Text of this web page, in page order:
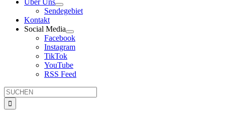
Über Uns
Sendegebiet
Kontakt
Social Media
Facebook
Instagram
TikTok
YouTube
RSS Feed
Suche
nach: